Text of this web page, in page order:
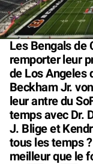
Les Bengals de
remporter leur
de Los Angeles
Beckham Jr.
leur antre du
temps avec Dr.
J. Blige et
tous les temps
meilleur que le